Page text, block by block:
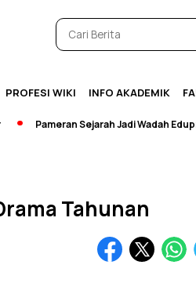
PROFESI WIKI INFO AKADEMIK
Sejarah Jadi Wadah
Tahunan